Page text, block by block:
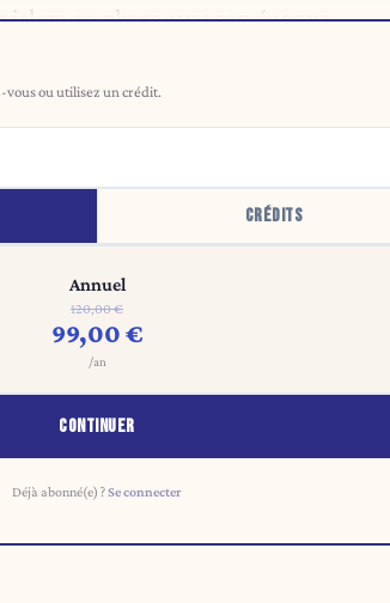
en phase avec son époque.
ou utilisez un crédit.
CRÉDITS
Annuel
120,00 €
99,00 €
/an
CONTINUER
Déjà abonné(e) ?Se connecter